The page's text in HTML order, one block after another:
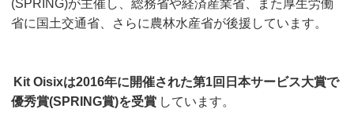
(SPRING)が主催し、総務省や経済産業省、また厚生労働
省に国土交通省、さらに農林水産省が後援しています。
Kit Oisixは2016年に開催された第1回日本サービス大賞で
優秀賞(SPRING賞)を受賞 しています。